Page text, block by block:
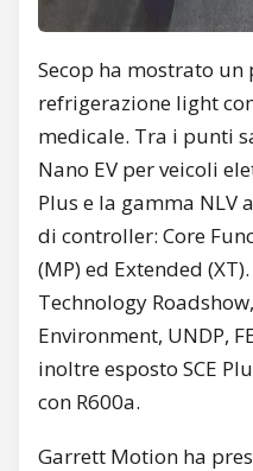
Secop ha mostrato
refrigerazione light
medicale. Tra i punti
Nano EV per veicoli
Plus e la gamma NLV
di controller: Core
(MP) ed Extended
Technology
Environment, UNDP,
inoltre esposto SCE
con R600a.
Garrett Motion ha